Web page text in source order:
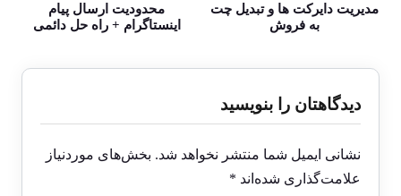
مدیریت دایرکت ها و تبدیل چت
به فروش
محدودیت ارسال پیام
اینستاگرام + راه حل دائمی
دیدگاهتان را بنویسید
نشانی ایمیل شما منتشر نخواهد شد. بخش‌های موردنیاز
علامت‌گذاری شده‌اند *